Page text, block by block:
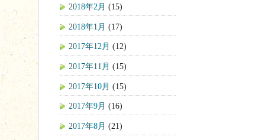
2018年2月 (15)
2018年1月 (17)
2017年12月 (12)
2017年11月 (15)
2017年10月 (15)
2017年9月 (16)
2017年8月 (21)